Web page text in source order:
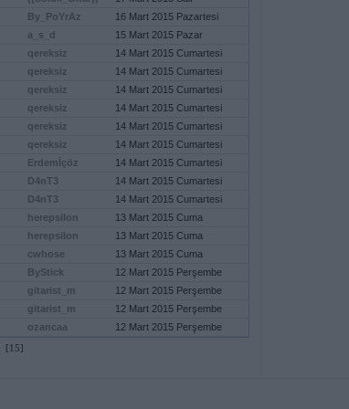
By_PoYrAz 16 Mart 2015 Pazartesi
a_s_d 15 Mart 2015 Pazar
qereksiz 14 Mart 2015 Cumartesi
qereksiz 14 Mart 2015 Cumartesi
qereksiz 14 Mart 2015 Cumartesi
qereksiz 14 Mart 2015 Cumartesi
qereksiz 14 Mart 2015 Cumartesi
qereksiz 14 Mart 2015 Cumartesi
Erdemİçöz 14 Mart 2015 Cumartesi
D4nT3 14 Mart 2015 Cumartesi
D4nT3 14 Mart 2015 Cumartesi
herepsilon 13 Mart 2015 Cuma
herepsilon 13 Mart 2015 Cuma
cwhose 13 Mart 2015 Cuma
ByStick 12 Mart 2015 Perşembe
gitarist_m 12 Mart 2015 Perşembe
gitarist_m 12 Mart 2015 Perşembe
ozancaa
12 Mart 2015 Perşembe
[15]